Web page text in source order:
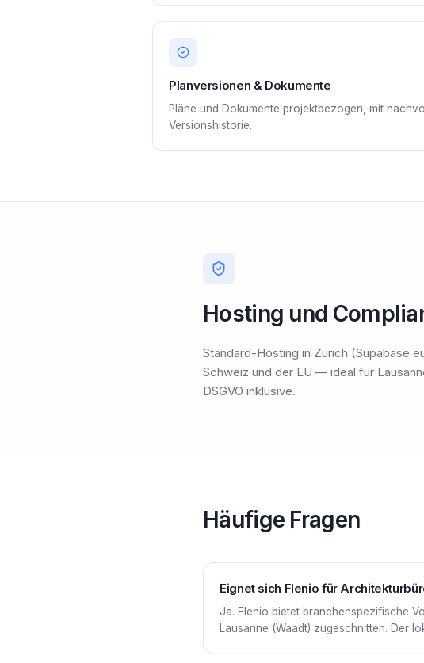
Planversionen & Dokumente
Pläne und Dokumente projektbezogen, mit
Versionshistorie.
Hosting und
Standard-Hosting in Zürich (Supabase
Schweiz und der EU — ideal für
DSGVO inklusive.
Häufige Fragen
Eignet sich Flenio für
Ja. Flenio bietet branchenspezifische
Lausanne (Waadt) zugeschnitten. Der